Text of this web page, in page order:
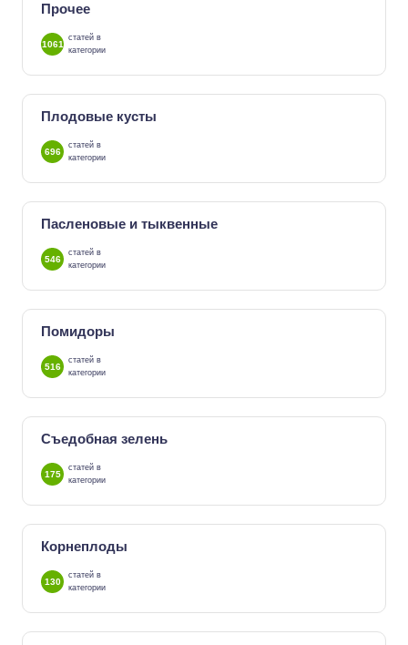
Прочее
1061
статей в
категории
Плодовые кусты
696
статей в
категории
Пасленовые и тыквенные
546
статей в
категории
Помидоры
516
статей в
категории
Съедобная зелень
175
статей в
категории
Корнеплоды
130
статей в
категории